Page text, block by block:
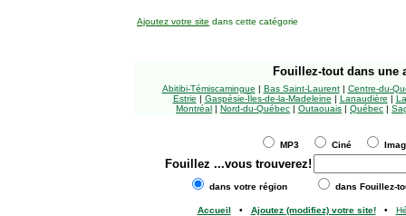
Ajoutez votre site dans cette catégorie
Fouillez-tout dans une
Abitibi-Témiscamingue | Bas Saint-Laurent| Centre-du-
Estrie | Gaspésie-Îles-de-la-Madeleine | Lanaudière |
Montréal | Nord-du-Québec | Outaouais | Québec |
MP3 Ciné
Fouillez ...vous trouverez!
dans votre région dans Fouillez-
Accueil • Ajoutez (modifiez) votre site!•